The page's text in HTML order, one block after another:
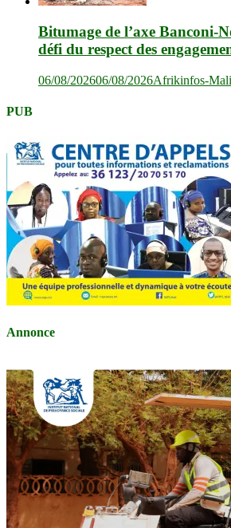
Bitumage de l’axe Banconi-
défi du respect des
06/08/202606/08/2026Afrikinfos-Mali
PUB
Annonce